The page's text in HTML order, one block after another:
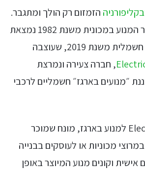
הזמזום רק הולך ומתגבר.
במקום בו היה בעבר המנוע במכונית משנת 1982 נמצאת
כרגע מערכת הנעה חשמלית משנת 2019, שעוצבה
, חברה צעירה ונמרצת
״מנועים בארגז״ חשמליים לרכבי
הגרסה של Electric GT למנוע בארגז, מונח שמוכר
מכוניות או לעוסקים בבנייה
וקונים מנוע המיוצר באופן